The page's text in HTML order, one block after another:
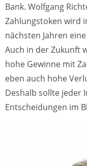
Bank. Wolfgang
Zahlungstoken wird
nächsten Jahren
Auch in der Zukunft
hohe Gewinne mit
eben auch hohe
Deshalb sollte jeder
Entscheidungen im